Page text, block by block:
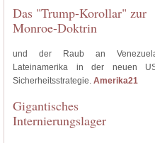
Das "Trump-Korollar" zur
Monroe-Doktrin
und der Raub an
Lateinamerika in der neuen
Sicherheitsstrategie. Amerika21
Gigantisches
Internierungslager